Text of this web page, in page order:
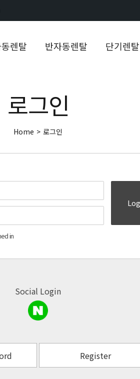
렌탈 반자동렌탈 단기렌탈
로그인
Home > 로그인
in
Social Login
Register